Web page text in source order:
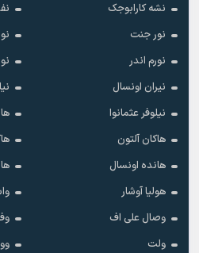
نشه کارابوجک
نور جنت
نورم اندر
نیران اونسال
نیلوفر عثمانوا
هاکان آلتون
هانده اونسال
هولیا آوشار
وصال علی اف
ولت